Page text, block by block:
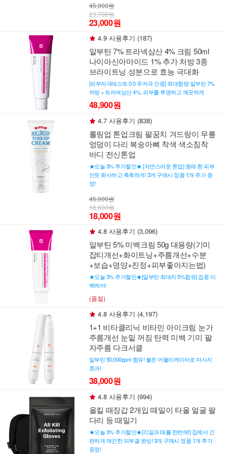
45,000원
23,700원
23,000원
4.9 사용후기 (187)
알부틴 7% 트라넥삼산 4% 크림 50ml
나이아신아마이드 1% 추가 처방 3종
브라이트닝 성분으로 효능 극대화
[피부자극테스트 0.0 무자극 인증] 최대함량 알부틴 7%
처방 + 트라넥삼산 4%, 피부를 투명하고 깨끗하게
48,900원
4.7 사용후기 (838)
롤링업 톤업크림 팔꿈치 겨드랑이 무릎
엉덩이 다리 복숭아뼈 착색 색소침착
바디 전신톤업
★오늘 3% 추가할인★ [자연스러운 톤업] 원래 흰 피부
인듯 화사하고 촉촉하게! 3개 구매시 정품 1개 추가 증
정!
45,000원
18,600원
18,000원
4.8 사용후기 (3,096)
알부틴 5% 미백크림 50g 대용량(기미
잡티개선+화이트닝+주름개선+수분
+보습+영양+진정+피부좋아지는법)
★오늘 3% 추가할인★[알부틴 최대치 5%함유] 집중 미
백케어!
(품절)
4.8 사용후기 (4,197)
1+1 비타클리닉 비타민 아이크림 눈가
주름개선 눈밑 꺼짐 탄력 미백 기미 팔
자주름 다크서클
알부틴 50,000ppm 함유! 볼온 어플리케이터로 마사지
효과!
38,000원
4.8 사용후기 (994)
올킬 때장갑 2개입 때밀이 타올 얼굴 팔
다리 등 때밀기
★오늘 3% 추가할인★[각질과 때를 한번에!] 집에서 간
편하게 매끈한 피부결 완성! 3개 구매시 정품 1개 추가
증정!